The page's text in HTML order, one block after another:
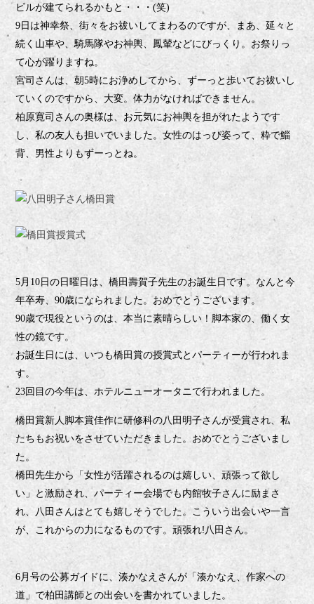
ビルが建てられるかもと・・・(笑)
9日は神幸祭、街々をお祓いしてまわるのですが、まあ、延々と
続く山車や、騎馬隊やお神輿、鳳輦などにびっくり。お祭りっ
て心が躍りますね。
宮司さんは、朝5時にお浄めしてから、ずーっと歩いてお祓いし
ていくのですから、大変。体力がなければできません。
柏原寛司さんの奥様は、お元気にお神輿を担がれたようです
し、私の友人も担いでいました。女性のはっぴ姿って、粋で鯔
背、男性よりもずーっとね。
5 月 10日の日曜日は、橋田壽賀子先生のお誕生日です。なんと今
年卒寿、90歳になられました。おめでとうございます。
90歳で現役というのは、本当に素晴らしい！脚本家の、働く女
性の鏡です。
お誕生日には、いつも橋田賞の授賞式とパーティーが行われま
す。
23回目の今年は、ホテルニューオータニで行われました。
橋田賞新人脚本賞佳作に研修科の八田明子さんが受賞され、私
たちもお祝いをさせていただきました。おめでとうございまし
た。
橋田先生から「女性が活躍されるのは嬉しい、頑張って欲し
い」と激励され、パーティー会場でも内館牧子さんに励まさ
れ、八田さんはとても嬉しそうでした。こういう出会いや一言
が、これからの力になるものです。頑張れ!八田さん。
6 月号の公募ガイドに、湊かなえさんが「湊かなえ、作家への
道」で柏田講師との出会いを書かれていました。